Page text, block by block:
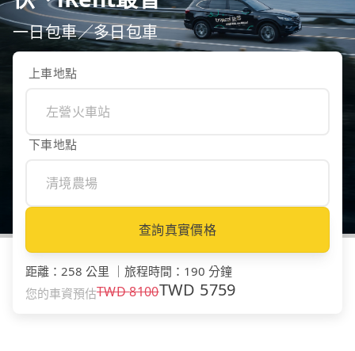
一日包車／多日包車
上車地點
下車地點
查詢真實價格
距離 ： 258 公里 旅程時間 ： 190 分鐘
您的車資預估TWD8100TWD 5759